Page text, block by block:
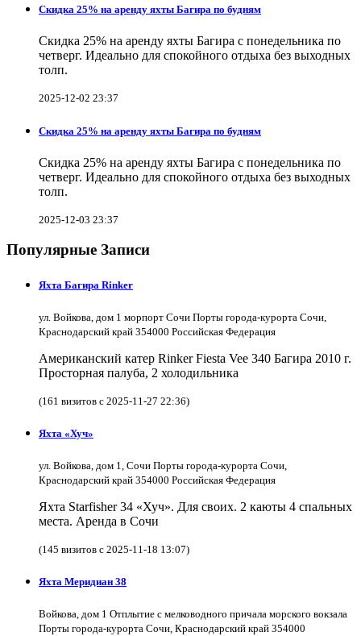
Скидка 25% на аренду яхты Багира по будням
Скидка 25% на аренду яхты Багира с понедельника по
четверг. Идеально для спокойного отдыха без выходных
толп.
2025-12-02 23:37
Скидка 25% на аренду яхты Багира по будням
Скидка 25% на аренду яхты Багира с понедельника по
четверг. Идеально для спокойного отдыха без выходных
толп.
2025-12-03 23:37
Популярные Записи
Яхта Багира Rinker
ул. Войкова, дом 1 морпорт Сочи Порты города-курорта Сочи,
Краснодарский край 354000 Российская Федерация
Американский катер Rinker Fiesta Vee 340 Багира 2010 г.
Просторная палуба, 2 холодильника
(161 визитов с 2025-11-27 22:36)
Яхта «Хуч»
ул. Войкова, дом 1, Сочи Порты города-курорта Сочи,
Краснодарский край 354000 Российская Федерация
Яхта Starfisher 34 «Хуч». Для своих. 2 каюты 4 спальных
места. Аренда в Сочи
(145 визитов с 2025-11-18 13:07)
Яхта Меридиан 38
Войкова, дом 1 Отплытие с мелководного причала морского вокзала
Порты города-курорта Сочи, Краснодарский край 354000